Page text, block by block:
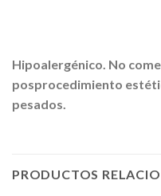
Hipoalergénico. No
posprocedimiento
pesados.
PRODUCTOS